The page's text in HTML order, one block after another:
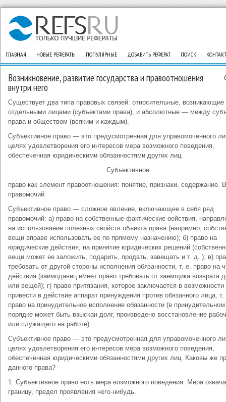
ГЛАВНАЯ НОВЫЕ РЕФЕРАТЫ ПОПУЛЯРНЫЕ ДОБАВИТЬ РЕФЕРАТ ПОИСК
Возникновение, развитие государства и правоотношения
внутри него
Существует два типа правовых связей: относительные,
отдельными лицами (субъектами права), и абсолютные — между
права и обществом (всяким и каждым).
Субъективное право — это предусмотренная для управомоченного
целях удовлетворения его интересов мера возможного поведения,
обеспеченная юридическими обязанностями других лиц.
Субъективное
право как элемент правоотношения: понятие, признаки, содержание.
правомочий
Субъективное право — сложное явление, включающее в себя ряд
правомочий: а) право на собственные фактические оействия,
на использование полезных свойств объекта права (например,
вещи вправе использовать ее по прямому назначению); б) право на
юридические действия, на принятие юридических решений
вещи может ее заложить, подарить, продать, завещать и т. д. ); в)
требовать от другой стороны исполнения обязанности, т. е. право на
действия (заимодавец имеет право требовать от заемщика возврата
или вещей); г) право притязания, которое заключается в возможности
привести в действие аппарат принуждения против обязанного лица, т.
право на принудительное исполнение обязанности (в принудительном
порядке может быть взыскан долг, произведено восстановление
или служащего на работе).
Субъективное право — это предусмотренная для управомоченного
целях удовлетворения его интересов мера возможного поведения,
обеспеченная юридическими обязанностями других лиц. Каковы же
данного права?
1. Субъективное право есть мера возможного поведения. Мера
границу, предел проявления чего-нибудь.